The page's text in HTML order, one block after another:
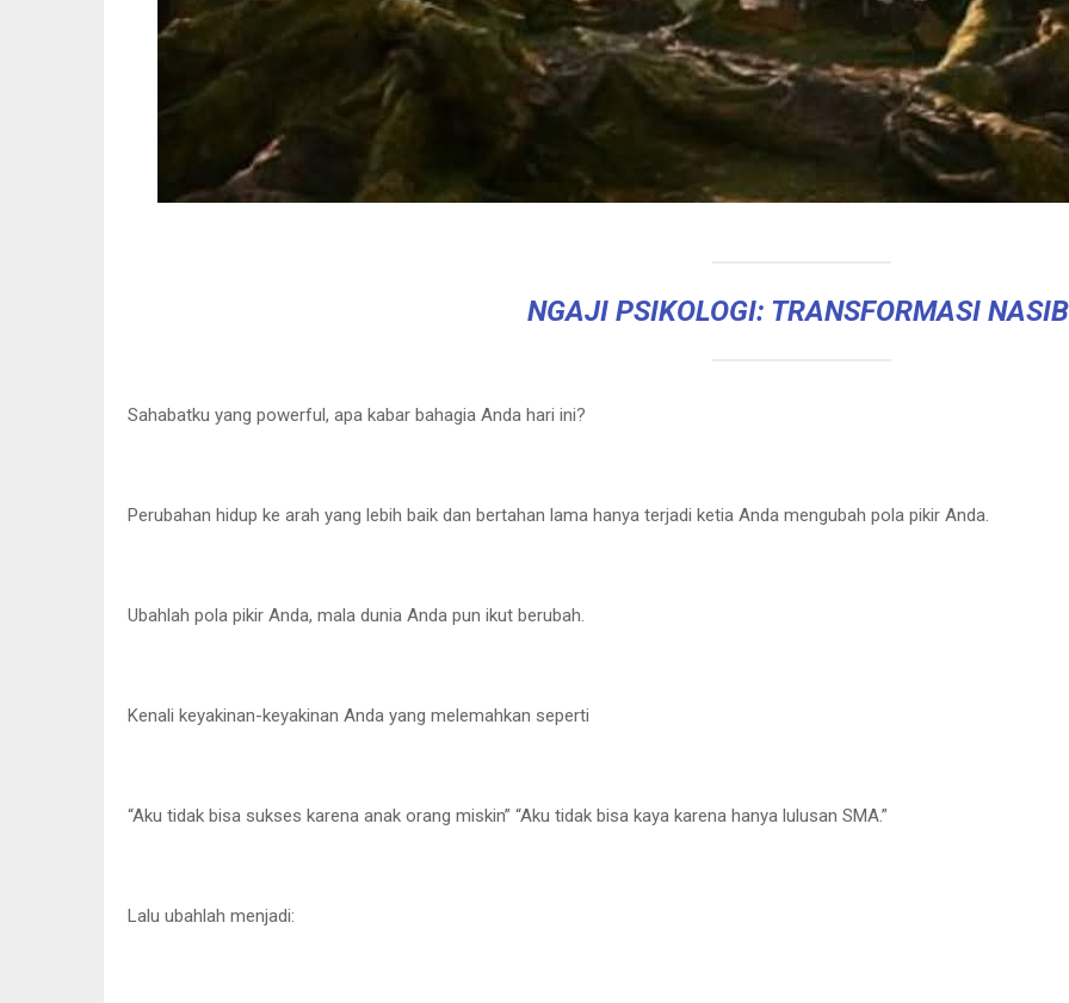
NGAJI PSIKOLOGI: TRANSFORMASI
Sahabatku yang powerful, apa kabar bahagia Anda hari ini?
Perubahan hidup ke arah yang lebih baik dan bertahan lama hanya terjadi ketia Anda mengubah pola pikir Anda.
Ubahlah pola pikir Anda, mala dunia Anda pun ikut berubah.
Kenali keyakinan-keyakinan Anda yang melemahkan seperti
“Aku tidak bisa sukses karena anak orang miskin” “Aku tidak bisa kaya karena hanya lulusan SMA.”
Lalu ubahlah menjadi: